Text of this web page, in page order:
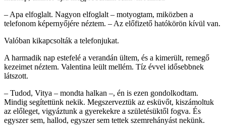
– Apa elfoglalt. Nagyon elfoglalt – motyogtam, miközben a
telefonom képernyőjére néztem. – Az előfizető hatókörön kívül van.
Valóban kikapcsolták a telefonjukat.
A harmadik nap estefelé a verandán ültem, és a kimerült, remegő
kezeimet néztem. Valentina leült mellém. Tíz évvel idősebbnek
látszott.
– Tudod, Vitya – mondta halkan –, én is ezen gondolkodtam.
Mindig segítettünk nekik. Megszerveztük az esküvőt, kiszámoltuk
az előleget, vigyáztunk a gyerekekre a születésüktől fogva. És
egyszer sem, hallod, egyszer sem tettek szemrehányást nekünk.